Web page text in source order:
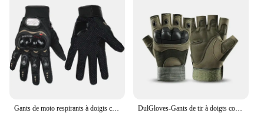
Gants de moto respirants à doigts complets, protection des sports de plein air, accessoires d'équitation de course étanches DulGloves-Gants de tir à doigts complets, Design tactile, Protection de fitness, Sports, Moto, html, Marche